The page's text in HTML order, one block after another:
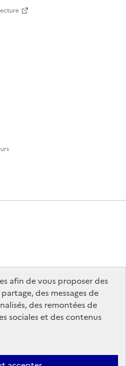
afin de vous proposer des
des messages de
des remontées de
sociales et des contenus
data.gouv.fr